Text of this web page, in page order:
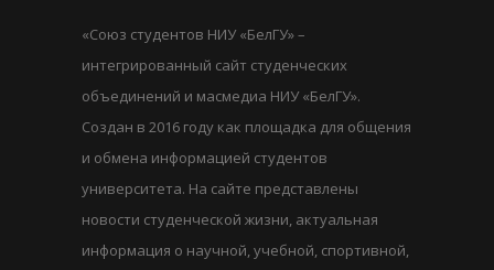
«Союз студентов НИУ «БелГУ» –
интегрированный сайт студенческих
объединений и масмедиа НИУ «БелГУ».
Создан в 2016 году как площадка для общения
и обмена информацией студентов
университета. На сайте представлены
новости студенческой жизни, актуальная
информация о научной, учебной, спортивной,